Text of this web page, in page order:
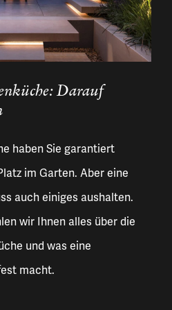
Darauf
haben Sie garantiert
im Garten. Aber eine
auch einiges aushalten.
wir Ihnen alles über die
und was eine
macht.